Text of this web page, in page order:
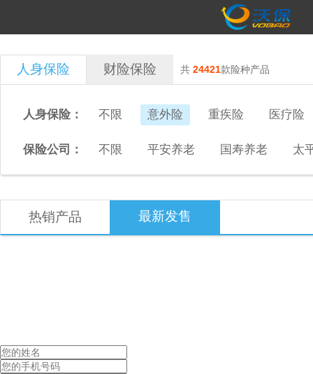
人身保险 财险保险 共 24421款险种产品
人身保险： 不限 意外险 重疾险 医疗险
保险公司： 不限 平安养老 国寿养老 太
热销产品 最新发售